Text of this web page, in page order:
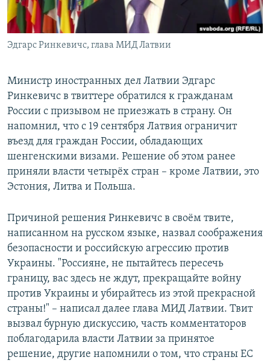
СОЦИАЛЬНЫЕ СЕТИ
Все сайты РСЕ/РС
Эдгарс Ринкевичс, глава МИД Латвии
Министр иностранных дел Латвии Эдгарс
Ринкевичс в твиттере обратился к гражданам
России с призывом не приезжать в страну. Он
напомнил, что с 19 сентября Латвия ограничит
въезд для граждан России, обладающих
шенгенскими визами. Решение об этом ранее
приняли власти четырёх стран – кроме Латвии, это
Эстония, Литва и Польша.
Причиной решения Ринкевичс в своём твите,
написанном на русском языке, назвал соображения
безопасности и российскую агрессию против
Украины. "Россияне, не пытайтесь пересечь
границу, вас здесь не ждут, прекращайте войну
против Украины и убирайтесь из этой прекрасной
страны!" – написал далее глава МИД Латвии. Твит
вызвал бурную дискуссию, часть комментаторов
поблагодарила власти Латвии за принятое
решение, другие напомнили о том, что страны ЕС